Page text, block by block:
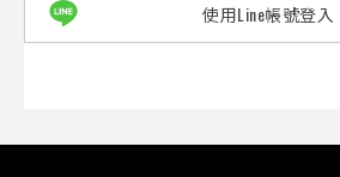
使用Line帳號登入